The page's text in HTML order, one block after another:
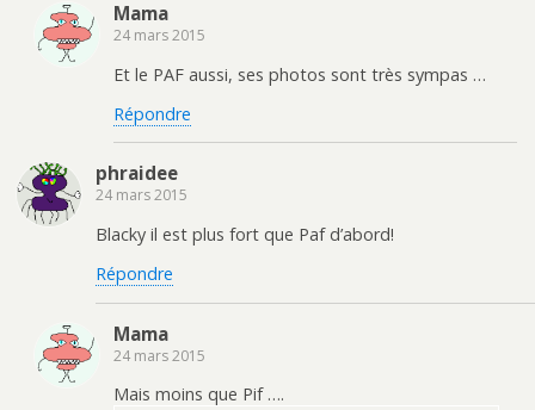
Mama
24 mars 2015
Et le PAF aussi, ses photos sont très sympas …
Répondre
phraidee
24 mars 2015
Blacky il est plus fort que Paf d’abord!
Répondre
Mama
24 mars 2015
Mais moins que Pif ….